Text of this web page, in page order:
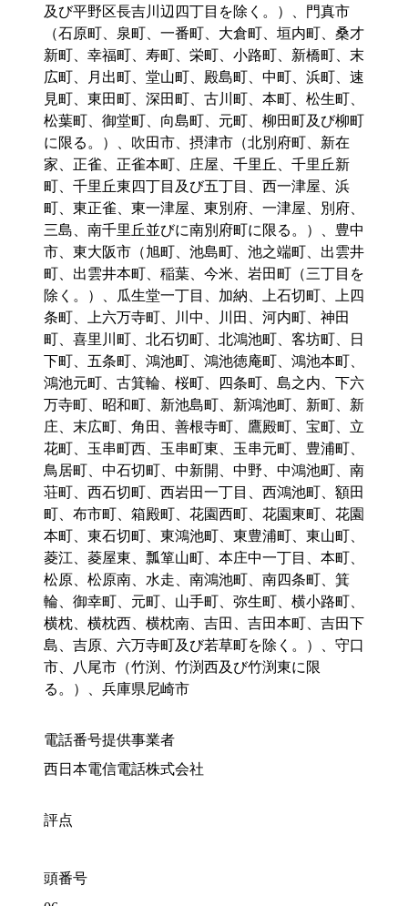
及び平野区長吉川辺四丁目を除く。）、門真市
（石原町、泉町、一番町、大倉町、垣内町、桑才
新町、幸福町、寿町、栄町、小路町、新橋町、末
広町、月出町、堂山町、殿島町、中町、浜町、速
見町、東田町、深田町、古川町、本町、松生町、
松葉町、御堂町、向島町、元町、柳田町及び柳町
に限る。）、吹田市、摂津市（北別府町、新在
家、正雀、正雀本町、庄屋、千里丘、千里丘新
町、千里丘東四丁目及び五丁目、西一津屋、浜
町、東正雀、東一津屋、東別府、一津屋、別府、
三島、南千里丘並びに南別府町に限る。）、豊中
市、東大阪市（旭町、池島町、池之端町、出雲井
町、出雲井本町、稲葉、今米、岩田町（三丁目を
除く。）、瓜生堂一丁目、加納、上石切町、上四
条町、上六万寺町、川中、川田、河内町、神田
町、喜里川町、北石切町、北鴻池町、客坊町、日
下町、五条町、鴻池町、鴻池徳庵町、鴻池本町、
鴻池元町、古箕輪、桜町、四条町、島之内、下六
万寺町、昭和町、新池島町、新鴻池町、新町、新
庄、末広町、角田、善根寺町、鷹殿町、宝町、立
花町、玉串町西、玉串町東、玉串元町、豊浦町、
鳥居町、中石切町、中新開、中野、中鴻池町、南
荘町、西石切町、西岩田一丁目、西鴻池町、額田
町、布市町、箱殿町、花園西町、花園東町、花園
本町、東石切町、東鴻池町、東豊浦町、東山町、
菱江、菱屋東、瓢箪山町、本庄中一丁目、本町、
松原、松原南、水走、南鴻池町、南四条町、箕
輪、御幸町、元町、山手町、弥生町、横小路町、
横枕、横枕西、横枕南、吉田、吉田本町、吉田下
島、吉原、六万寺町及び若草町を除く。）、守口
市、八尾市（竹渕、竹渕西及び竹渕東に限
る。）、兵庫県尼崎市
電話番号提供事業者
西日本電信電話株式会社
評点
頭番号